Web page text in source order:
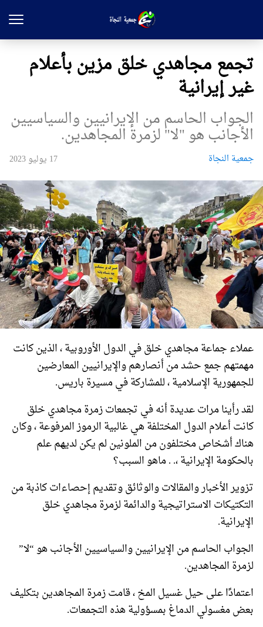
تجمع مجاهدي خلق مزين بأعلام
غير إيرانية
الجواب الحاسم من الإيرانيين والسياسيين
الأجانب هو "لا" لزمرة المجاهدين.
جمعیة النجاة 17 يوليو 2023
عملاء جماعة مجاهدي خلق في الدول الأوروبية ، الذين كانت
مهمتهم جمع حشد من أنصارهم والإيرانيين المعارضين
للجمهورية الإسلامية ، للمشاركة في مسيرة باريس.
لقد رأينا مرات عديدة أنه في تجمعات زمرة مجاهدي خلق
كانت أعلام الدول المختلفة هي غالبية الرموز المرفوعة ، وكان
هناك أشخاص مختلفون من الملونين لم يكن لديهم علم
بالحكومة الإيرانية ،. . ماهو السبب؟
تزوير الأخبار والمقالات والوثائق وتقديم إحصاءات كاذبة من
التكتيكات الاستراتيجية والدائمة لزمرة مجاهدي خلق
الإيرانية.
الجواب الحاسم من الإيرانيين والسياسيين الأجانب هو “لا”
لزمرة المجاهدين.
اعتمادًا على حيل غسيل المخ ، قامت زمرة المجاهدين بتكليف
بعض مغسولي الدماغ بمسؤولية هذه التجمعات.